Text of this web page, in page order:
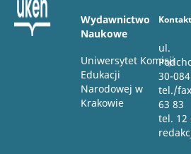
Wydawnictwo
Naukowe
Uniwersytet Komisji
Edukacji
Narodowej w
Krakowie
ul.
30-
tel./
63 83
tel. 12